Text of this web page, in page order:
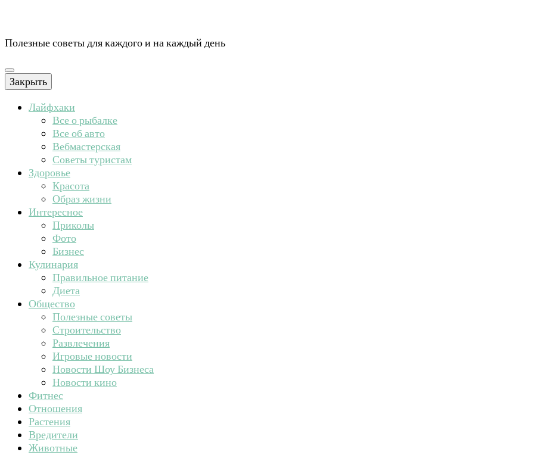
Полезные советы для каждого и на каждый день
Закрыть
Лайфхаки
Все о рыбалке
Все об авто
Вебмастерская
Советы туристам
Здоровье
Красота
Образ жизни
Интересное
Приколы
Фото
Бизнес
Кулинария
Правильное питание
Диета
Общество
Полезные советы
Строительство
Развлечения
Игровые новости
Новости Шоу Бизнеса
Новости кино
Фитнес
Отношения
Растения
Вредители
Животные